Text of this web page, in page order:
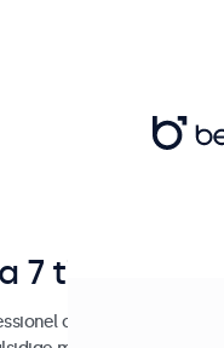
7 til 32
og kontinuerlig